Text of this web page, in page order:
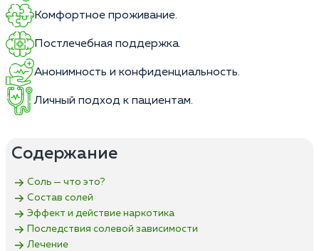
Комфортное проживание.
Постлечебная поддержка.
Анонимность и конфиденциальность.
Личный подход к пациентам.
Содержание
Соль — что это?
Состав солей
Эффект и действие наркотика
Последствия солевой зависимости
Лечение